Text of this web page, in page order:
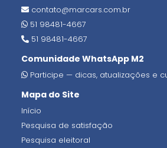
contato@marcars.com.br
51 98481-4667
51 98481-4667
Comunidade WhatsApp M2
Participe — dicas, atualizações e
Mapa do Site
Início
Pesquisa de satisfação
Pesquisa eleitoral